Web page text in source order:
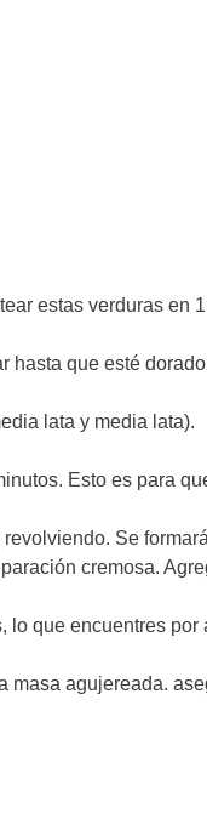
estas verduras en
hasta que esté
lata y media lata).
Esto es para
Se
cremosa.
lo que encuentres por
masa agujereada.